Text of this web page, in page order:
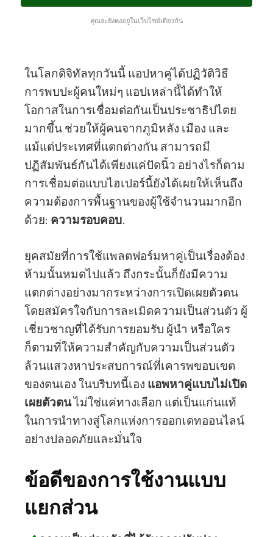
คุณจะยังคงอยู่ในเว็บไซต์เดียวกัน
ในโลกดิจิทัลทุกวันนี้ แอปหาคู่ได้ปฏิวัติวิธี
การพบปะผู้คนใหม่ๆ แอปเหล่านี้ได้ทำให้
โอกาสในการเชื่อมต่อกันเป็นประชาธิปไตย
มากขึ้น ช่วยให้ผู้คนจากภูมิหลัง เมือง และ
แม้แต่ประเทศที่แตกต่างกัน สามารถมี
ปฏิสัมพันธ์กันได้เพียงแค่ปัดนิ้ว อย่างไรก็ตาม
การเชื่อมต่อแบบไฮเปอร์นี้ยังได้เผยให้เห็นถึง
ความต้องการพื้นฐานของผู้ใช้จำนวนมากอีก
ด้วย: ความรอบคอบ.
ยุคสมัยที่การใช้แพลตฟอร์มหาคู่เป็นเรื่องต้อง
ห้ามนั้นหมดไปแล้ว ถึงกระนั้นก็ยังมีความ
แตกต่างอย่างมากระหว่างการเปิดเผยตัวตน
โดยสมัครใจกับการละเมิดความเป็นส่วนตัว ผู้
เชี่ยวชาญที่ได้รับการยอมรับ ผู้นำ หรือใคร
ก็ตามที่ให้ความสำคัญกับความเป็นส่วนตัว
ล้วนแสวงหาประสบการณ์ที่เคารพขอบเขต
ของตนเอง ในบริบทนี้เอง แอพหาคู่แบบไม่เปิด
เผยตัวตนไม่ใช่แค่ทางเลือก แต่เป็นแก่นแท้
ในการนำทางสู่โลกแห่งการออกเดทออนไลน์
อย่างปลอดภัยและมั่นใจ
ข้อดีของการใช้งานแบบ
แยกส่วน